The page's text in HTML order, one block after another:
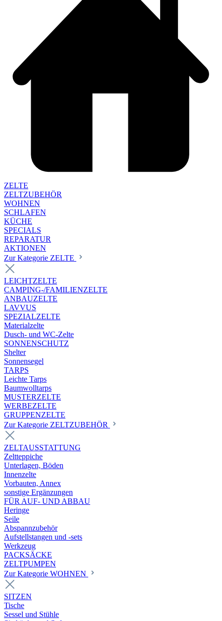
ZELTE
ZELTZUBEHÖR
WOHNEN
SCHLAFEN
KÜCHE
SPECIALS
REPARATUR
AKTIONEN
Zur Kategorie ZELTE
LEICHTZELTE
CAMPING-/FAMILIENZELTE
ANBAUZELTE
LAVVUS
SPEZIALZELTE
Materialzelte
Dusch- und WC-Zelte
SONNENSCHUTZ
Shelter
Sonnensegel
TARPS
Leichte Tarps
Baumwolltarps
MUSTERZELTE
WERBEZELTE
GRUPPENZELTE
Zur Kategorie ZELTZUBEHÖR
ZELTAUSSTATTUNG
Zeltteppiche
Unterlagen, Böden
Innenzelte
Vorbauten, Annex
sonstige Ergänzungen
FÜR AUF- UND ABBAU
Heringe
Seile
Abspannzubehör
Aufstellstangen und -sets
Werkzeug
PACKSÄCKE
ZELTPUMPEN
Zur Kategorie WOHNEN
SITZEN
Tische
Sessel und Stühle